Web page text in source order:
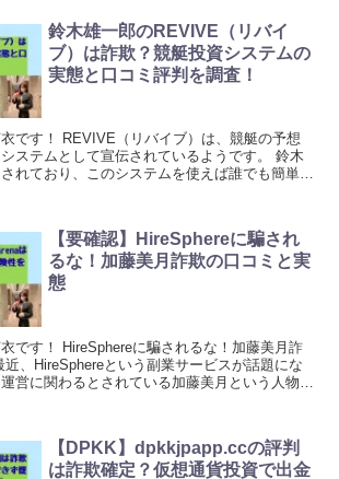
鈴木雄一郎のREVIVE（リバイ
ブ）は詐欺？競艇投資システムの
実態と口コミ評判を調査！
です！ REVIVE（リバイブ）は、競艇の予想
ステムとして宣伝されているようです。 鈴木
れており、このシステムを使えば誰でも簡単に
【要確認】HireSphereに騙され
るな！加藤美月詐欺の口コミと実
態
です！ HireSphereに騙されるな！加藤美月詐
、HireSphereという副業サービスが話題にな
営に関わるとされている加藤美月という人物に
【DPKK】dpkkjpapp.ccの評判
は詐欺確定？仮想通貨投資で出金